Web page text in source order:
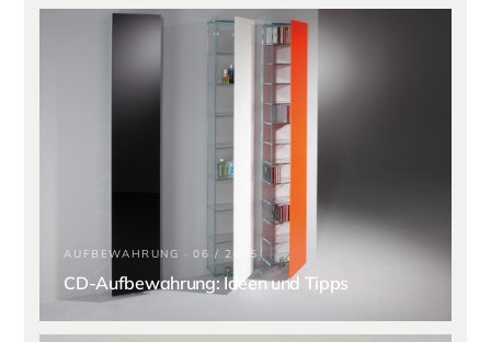
AUFBEWAHRUNG · 06 / 2025
CD-Aufbewahrung: Ideen und Tipps